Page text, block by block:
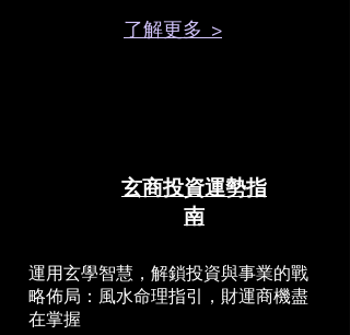
了解更多 >
玄商投資運勢指
南
運用玄學智慧，解鎖投資與事業的戰
略佈局：風水命理指引，財運商機盡
在掌握